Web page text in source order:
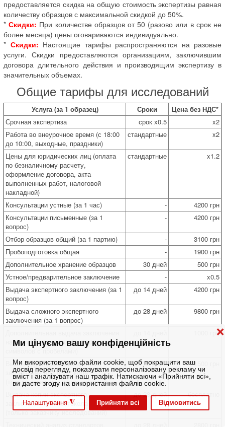
Ми цінуємо вашу конфіденційність
Ми використовуємо файли cookie, щоб покращити ваш
досвід перегляду, показувати персоналізовану рекламу чи
вміст і аналізувати наш трафік. Натискаючи «Прийняти всі»,
ви даєте згоду на використання файлів cookie.
Налаштування ◮ Прийняти всі Відмовитись
❌
предоставляется скидка на общую стоимость экспертизы равная
количеству образцов с максимальной скидкой до 50%.
*Скидки: При количестве образцов от 50 (разово или в срок не
более месяца) цены оговариваются индивидуально.
* Скидки: Настоящие тарифы распространяются на разовые
услуги. Скидки предоставляются организациям, заключившим
договора длительного действия и производящим экспертизу в
значительных объемах.
Общие тарифы для исследований
Услуга (за 1 образец) Сроки
Цена без НДС*
Срочная экспертиза
срок х0.5
x2
Работа во внеурочное время (с 18:00
до 10:00, выходные, праздники)
стандартные x2
Цены для юридических лиц (оплата
по безналичному расчету,
оформление договора, акта
выполненных работ, налоговой
накладной)
стандартные x1.2
Консультации устные (за 1 час) -
4200 грн
Консультации письменные (за 1
вопрос)
- 4200 грн
Отбор образцов общий (за 1 партию) -
3100 грн
Пробоподготовка общая
-
1900 грн
Дополнительное хранение образцов
30 дней
500 грн
Устное/предварительное заключение
-
x0.5
Выдача экспертного заключения (за 1
вопрос)
до 14 дней 4200 грн
Выдача сложного экспертного
заключения (за 1 вопрос)
до 28 дней 9800 грн
на английском языке (за 1800
символов с пробелами)
1000 грн
Выдача дубликата экспертного
заключения или протокола
(только заказчику исследований)
до 28 дней 1500 грн
Выдача копии экспертного
заключения или протокола
(только заказчику исследований)
до 28 дней бесплатно